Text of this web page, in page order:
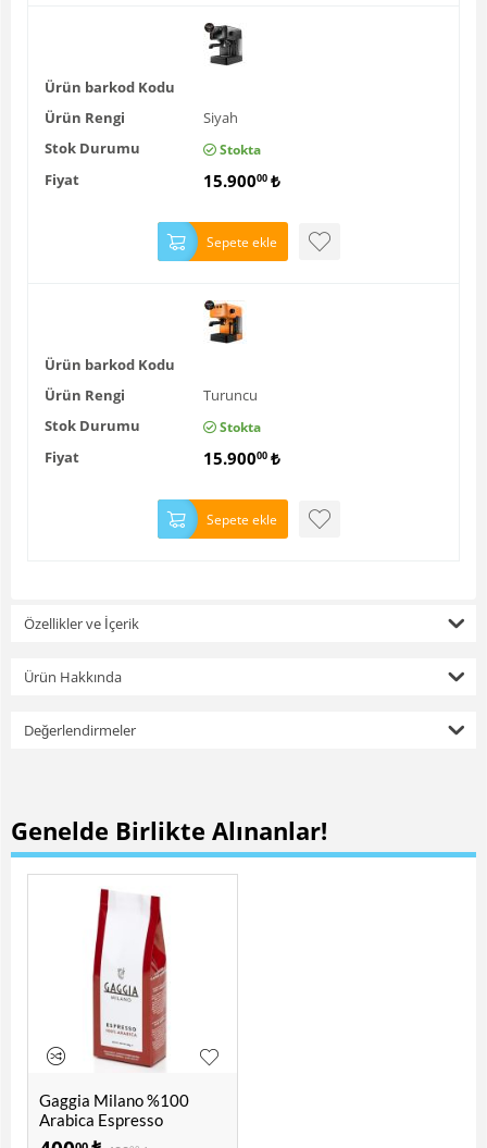
Ürün barkod Kodu
Ürün Rengi
Siyah
Stok Durumu
Stokta
Fiyat 15.90000 ₺
Sepete ekle
Ürün barkod Kodu
Ürün Rengi
Turuncu
Stok Durumu
Stokta
Fiyat 15.90000 ₺
Sepete ekle
Özellikler ve İçerik
Ürün Hakkında
Değerlendirmeler
Genelde Birlikte Alınanlar!
Gaggia Milano %100
Arabica Espresso
Öğütülmüş Kahve 250 Gr